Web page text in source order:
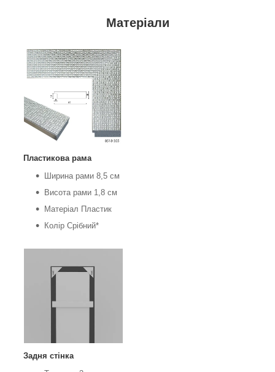
Матеріали
Пластикова рама
Ширина рами 8,5 см
Висота рами 1,8 см
Матеріал Пластик
Колір Срібний*
Задня стінка